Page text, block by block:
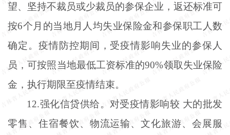
望、坚持不裁员或少裁员的参保企业，返还标准可
按6个月的当地月人均失业保险金和参保职工人数
确定。疫情防控期间，受疫情影响失业的参保人
员，可按照当地最低工资标准的90%领取失业保险
金，执行期限至疫情结束。
12.强化信贷供给。对受疫情影响较 大的批发
零售、住宿餐饮、物流运输、文化旅游、会展服